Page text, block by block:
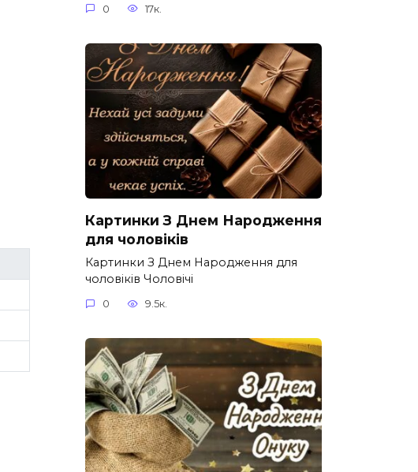
0 17к.
Картинки З Днем Народження
для чоловіків​
Картинки З Днем Народження для
чоловіків​ Чоловічі
0 9.5к.